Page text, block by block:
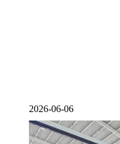
2026-06-06